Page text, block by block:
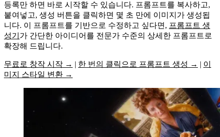
등록만 하면 바로 시작할 수 있습니다. 프롬프트를 복사하고,
붙여넣고, 생성 버튼을 클릭하면 몇 초 만에 이미지가 생성됩
니다. 이 프롬프트를 기반으로 수정하고 싶다면, 프롬프트 생
성기 가 간단한 아이디어를 전문가 수준의 상세한 프롬프트로
확장해 드립니다.
무료로 창작 시작 → | 한 번의 클릭으로 프롬프트 생성 → | 이
미지 스타일 변환 →